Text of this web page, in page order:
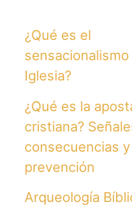
¿Qué es el
sensacionalismo
Iglesia?
¿Qué es la
cristiana?
consecuencias y
prevención
Arqueología